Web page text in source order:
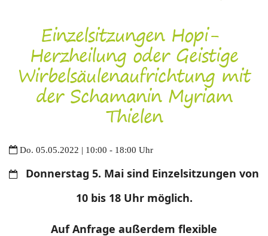
Einzelsitzungen Hopi-
Herzheilung oder Geistige
Wirbelsäulenaufrichtung mit
der Schamanin Myriam
Thielen
Do. 05.05.2022 | 10:00 - 18:00 Uhr
Donnerstag 5. Mai sind Einzelsitzungen von
10 bis 18 Uhr möglich.
Auf Anfrage außerdem flexible